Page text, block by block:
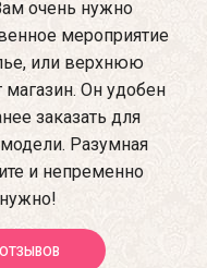
очень нужно
мероприятие
или верхнюю
Он удобен
заказать для
Разумная
и непременно
нужно!